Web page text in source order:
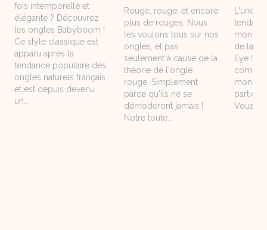
fois intemporelle et
élégante ? Découvrez
les ongles Babyboom !
Ce style classique est
apparu après la
tendance populaire des
ongles naturels français
et est depuis devenu
un...
Rouge, rouge, et encore
plus de rouges. Nous
les voulons tous sur nos
ongles, et pas
seulement à cause de la
théorie de l'ongle
rouge. Simplement
parce qu'ils ne se
démoderont jamais !
Notre toute...
L'une
monde
de la
Eye !
monde
Vous